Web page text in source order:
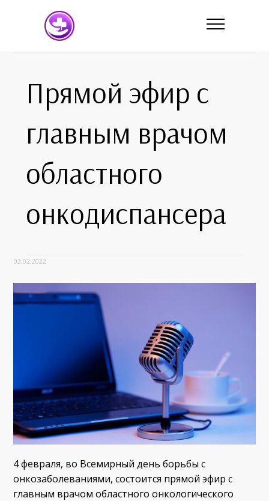
Прямой эфир с
главным врачом
областного
онкодиспансера
03.02.2022
4 февраля, во Всемирный день борьбы с
онкозаболеваниями, состоится прямой эфир с
главным врачом областного онкологического